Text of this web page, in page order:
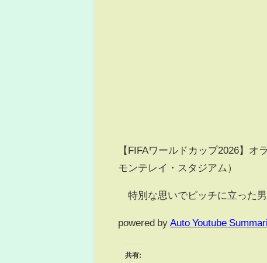
【FIFAワールドカップ2026】
モンテレイ・スタジアム）
特別な思いでピッチに立った
powered by Auto Youtube
共有: